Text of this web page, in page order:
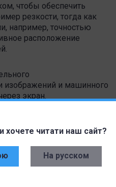
читати наш сайт?
На русском
чтобы обеспечить
резкости, тогда как
например, точностью
расположение
изображений и машинного
экран.